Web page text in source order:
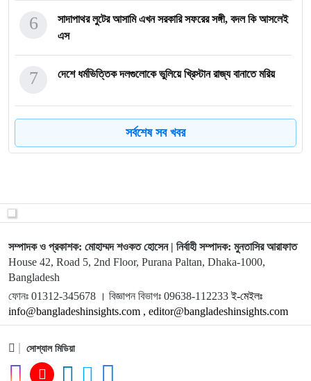
সাদাপাথর লুটের আসামি এখন সরকারি সফরের সঙ্গী, বদল কি আসলেই
এস
6
দেশে ধর্মভিত্তিক দলগুলোকে ভুলিয়ে খ্রিস্টান রাজ্য বানাতে মরিয়
7
মব নিয়ে বিএনপির দ্বিচারিতা, থামছে না সন্ত্রাস
জেলায় জেলায় বিএনপি–জামায়াত সংঘর্ষ
11
মতো উল্
সর্বশেষ সব খবর
সম্পাদক ও প্রকাশক: মোহাম্মদ শওকত হোসেন | নির্বাহী সম্পাদক: মুনতাসির আরাফাত
House 42, Road 5, 2nd Floor, Purana Paltan, Dhaka-1000,
Bangladesh
ফোনঃ 01312-345678 । বিজ্ঞাপন বিভাগঃ 09638-112233ই-মেইলঃ
info@bangladeshinsights.com , editor@bangladeshinsights.com
সোশ্যাল মিডিয়া